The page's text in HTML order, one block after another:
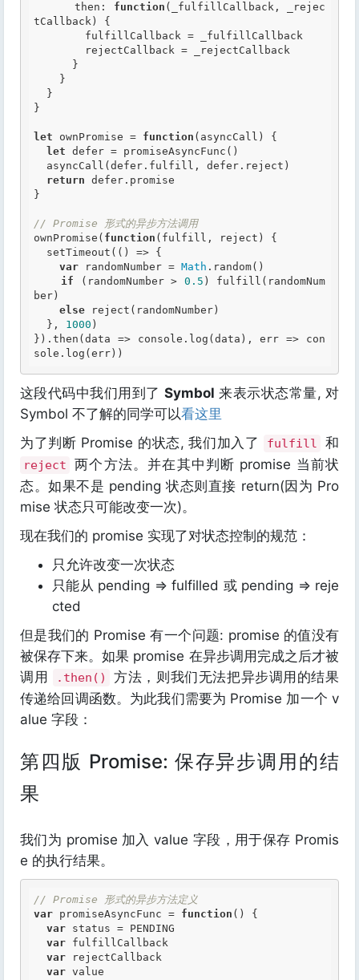
      then:
function (_fulfillCallback, _rejec
tCallback)
{
}
let ownPromise = function (asyncCall)
{
let defer = promiseAsyncFunc()
return defer.promise
}
// Promise 形式的异步方法调用
ownPromise( function (fulfill, reject)
{
var randomNumber = Math .random()
if (randomNumber > 0.5 ) fulfill(randomNum
ber)
else reject(randomNumber)
  },
1000 )
}).then(data => console.log(data), err => con
这段代码中我们用到了 Symbol 来表示状态常量, 对
Symbol 不了解的同学可以看这里
为了判断 Promise 的状态, 我们加入了
fulfill 和
reject
两个方法。并在其中判断 promise 当前状
态。如果不是 pending 状态则直接 return(因为 Pro
mise 状态只可能改变一次)。
现在我们的 promise 实现了对状态控制的规范：
只允许改变一次状态
只能从 pending => fulfilled 或 pending => reje
cted
但是我们的 Promise 有一个问题: promise 的值没有
被保存下来。如果 promise 在异步调用完成之后才被
调用
.then()
方法，则我们无法把异步调用的结果
传递给回调函数。为此我们需要为 Promise 加一个 v
alue 字段：
第四版 Promise: 保存异步调用的结
果
我们为 promise 加入 value 字段，用于保存 Promis
e 的执行结果。
// Promise 形式的异步方法定义
var promiseAsyncFunc = function ()
{
var status = PENDING
var fulfillCallback
var rejectCallback
var value